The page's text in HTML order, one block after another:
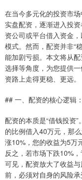
在当今多元化的投资市
实盘配资，逐渐进入投
资公司或平台借入资金
模式。然而，配资并非“
能加剧亏损。本文将从
选择等角度，为您提供
资路上走得更稳、更远。
## 一、配资的核心逻辑
配资的本质是“借钱投资
的比例借入40万元，那
涨10%，您的收益为5万
反之，若市场下跌10%
可见，配资放大了收益
前，必须对自身的风险承